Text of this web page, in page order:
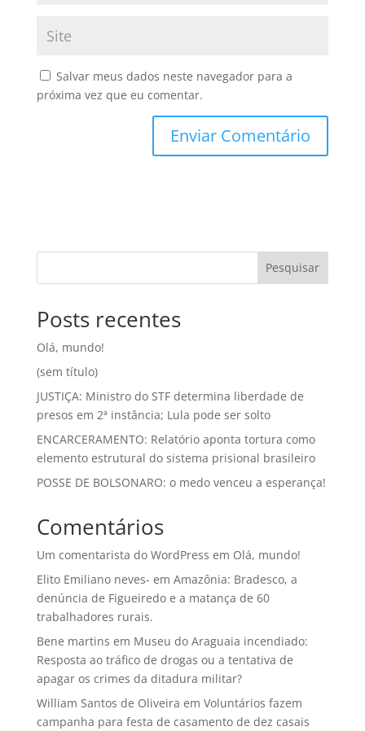
Salvar meus dados neste navegador para a
próxima vez que eu comentar.
Pesquisar
Posts recentes
Olá, mundo!
(sem título)
JUSTIÇA: Ministro do STF determina liberdade de
presos em 2ª instância; Lula pode ser solto
ENCARCERAMENTO: Relatório aponta tortura como
elemento estrutural do sistema prisional brasileiro
POSSE DE BOLSONARO: o medo venceu a esperança!
Comentários
Um comentarista do WordPress em Olá, mundo!
Elito Emiliano neves- em Amazônia: Bradesco, a
denúncia de Figueiredo e a matança de 60
trabalhadores rurais.
Bene martins em Museu do Araguaia incendiado:
Resposta ao tráfico de drogas ou a tentativa de
apagar os crimes da ditadura militar?
William Santos de Oliveira em Voluntários fazem
campanha para festa de casamento de dez casais